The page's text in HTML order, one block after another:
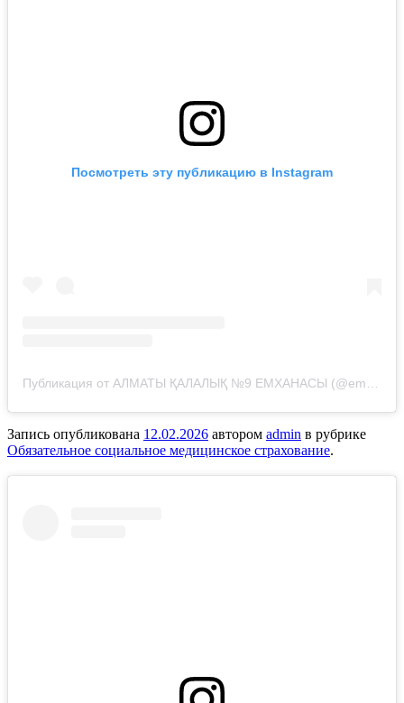
Посмотреть эту публикацию в Instagram
Публикация от АЛМАТЫ ҚАЛАЛЫҚ №9 ЕМХАНАСЫ (@emhana_9_almaty)
Запись опубликована 12.02.2026 автором admin в рубрике
Обязательное социальное медицинское страхование.